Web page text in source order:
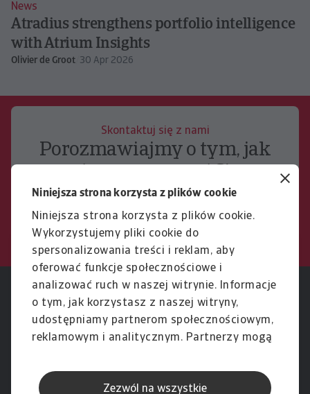
Niniejsza strona korzysta z plików cookie
Niniejsza strona korzysta z plików cookie.
Wykorzystujemy pliki cookie do
spersonalizowania treści i reklam, aby
oferować funkcje społecznościowe i
analizować ruch w naszej witrynie. Informacje
o tym, jak korzystasz z naszej witryny,
udostępniamy partnerom społecznościowym,
reklamowym i analitycznym. Partnerzy mogą
otrzymanymi od Ciebie lub uzyskanymi
podczas korzystania z ich usług.
Zezwól na wszystkie
News
Atradius strengthens portfolio intelligence
with Atrium Insights
Olivier de Groot 30 Apr 2026
Skontaktuj się z nami
Porozmawiajmy o tym, jak
zarządzaniu ryzykiem.
Kontakt
Okno podręczne z lokalizacją IP
Wybierz kraj lub region poniżej, aby zobaczyć
Polityka Prywatności
Informacje o plikach cookie
Polityka Speak Up
Phishing i Bezpieczeństwo
Nota prawna
Wyłączenie odpowiedzialności Standardy obsługi klienta
2026 r.)